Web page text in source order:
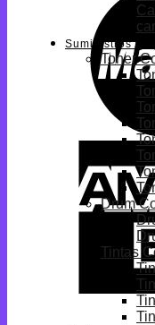
Suministros
Toner
Drum
Tintas